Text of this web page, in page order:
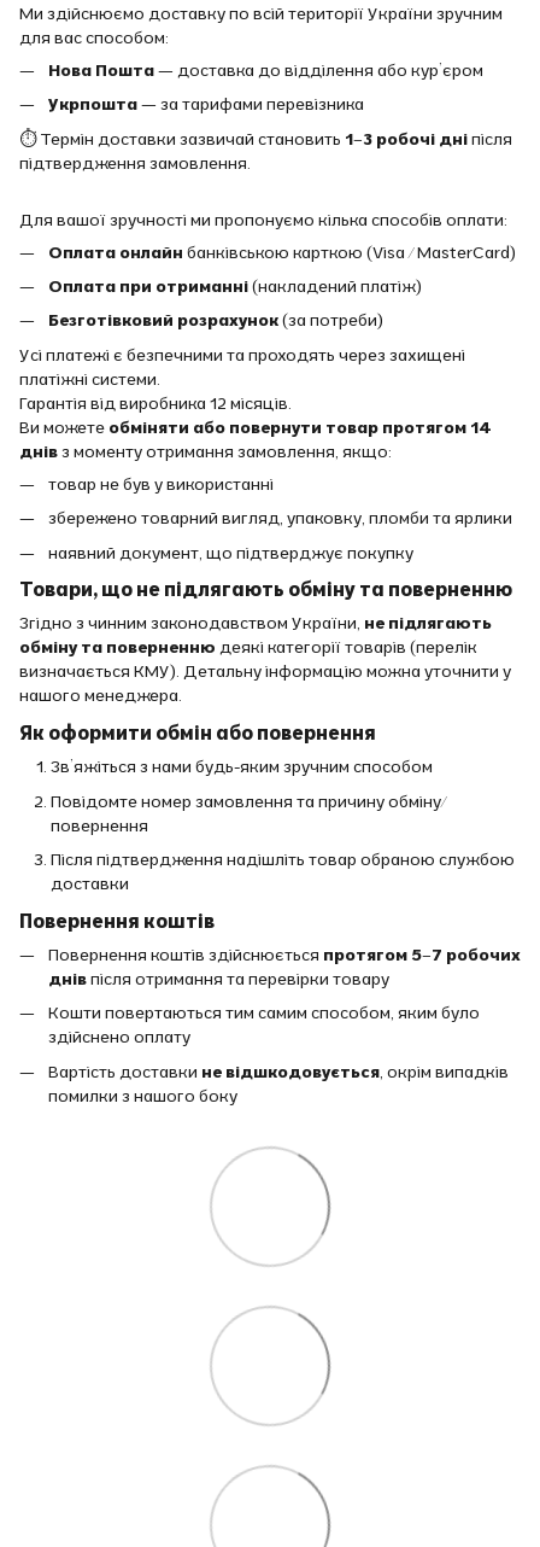
Ми здійснюємо доставку по всій території України зручним
для вас способом:
Нова Пошта— доставка до відділення або кур’єром
Укрпошта— за тарифами перевізника
⏱ Термін доставки зазвичай становить 1–3 робочі дніпісля
підтвердження замовлення.
Для вашої зручності ми пропонуємо кілька способів оплати:
Оплата онлайн банківською карткою (Visa / MasterCard)
Оплата при отриманні(накладений платіж)
Безготівковий розрахунок(за потреби)
Усі платежі є безпечними та проходять через захищені
платіжні системи.
Гарантія від виробника 12 місяців.
Ви можете обміняти або повернути товар протягом 14
днівз моменту отримання замовлення, якщо:
товар не був у використанні
збережено товарний вигляд, упаковку, пломби та ярлики
наявний документ, що підтверджує покупку
Товари, що не підлягають обміну та поверненню
Згідно з чинним законодавством України, не підлягають
обміну та поверненню деякі категорії товарів (перелік
визначається КМУ). Детальну інформацію можна уточнити у
нашого менеджера.
Як оформити обмін або повернення
Зв’яжіться з нами будь-яким зручним способом
Повідомте номер замовлення та причину обміну/
повернення
Після підтвердження надішліть товар обраною службою
доставки
Повернення коштів
Повернення коштів здійснюється протягом 5–7 робочих
днівпісля отримання та перевірки товару
Кошти повертаються тим самим способом, яким було
здійснено оплату
Вартість доставки не відшкодовується , окрім випадків
помилки з нашого боку